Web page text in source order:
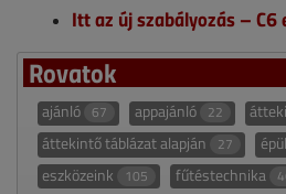
Itt az új szabályozás – C6
Rovatok
ajánló 67 appajánló 22
áttekintő táblázat alapján 27
eszközeink 105 fűtéstechnika